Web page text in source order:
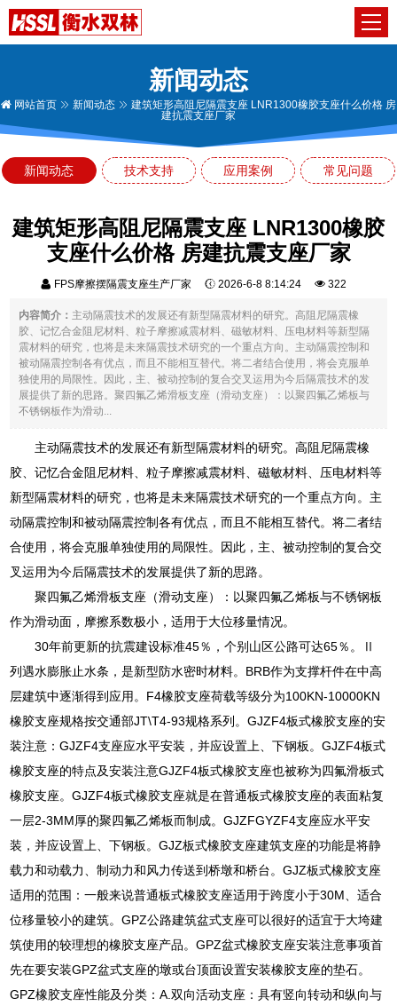
新闻动态
网站首页 新闻动态
建筑矩形高阻尼隔震支座 LNR1300橡胶支座什么价格 房
建抗震支座厂家
新闻动态 技术支持 应用案例 常见问题
建筑矩形高阻尼隔震支座 LNR1300橡胶
支座什么价格 房建抗震支座厂家
FPS摩擦摆隔震支座生产厂家 2026-6-8 8:14:24 322
内容简介： 主动隔震技术的发展还有新型隔震材料的研究。高阻尼隔震橡
胶、记忆合金阻尼材料、粒子摩擦减震材料、磁敏材料、压电材料等新型隔
震材料的研究，也将是未来隔震技术研究的一个重点方向。主动隔震控制和
被动隔震控制各有优点，而且不能相互替代。将二者结合使用，将会克服单
独使用的局限性。因此，主、被动控制的复合交叉运用为今后隔震技术的发
展提供了新的思路。聚四氟乙烯滑板支座（滑动支座）：以聚四氟乙烯板与
不锈钢板作为滑动...
主动隔震技术的发展还有新型隔震材料的研究。高阻尼隔震橡
胶、记忆合金阻尼材料、粒子摩擦减震材料、磁敏材料、压电材料等
新型隔震材料的研究，也将是未来隔震技术研究的一个重点方向。主
动隔震控制和被动隔震控制各有优点，而且不能相互替代。将二者结
合使用，将会克服单独使用的局限性。因此，主、被动控制的复合交
叉运用为今后隔震技术的发展提供了新的思路。
聚四氟乙烯滑板支座（滑动支座）：以聚四氟乙烯板与不锈钢板
作为滑动面，摩擦系数极小，适用于大位移量情况。
30年前更新的抗震建设标准45％，个别山区公路可达65％。Ⅱ
列遇水膨胀止水条，是新型防水密时材料。BRB作为支撑杆件在中高
层建筑中逐渐得到应用。F4橡胶支座荷载等级分为100KN-10000KN
橡胶支座规格按交通部JT\T4-93规格系列。GJZF4板式橡胶支座的安
装注意：GJZF4支座应水平安装，并应设置上、下钢板。GJZF4板式
橡胶支座的特点及安装注意GJZF4板式橡胶支座也被称为四氟滑板式
橡胶支座。GJZF4板式橡胶支座就是在普通板式橡胶支座的表面粘复
一层2-3MM厚的聚四氟乙烯板而制成。GJZFGYZF4支座应水平安
装，并应设置上、下钢板。GJZ板式橡胶支座建筑支座的功能是将静
载力和动载力、制动力和风力传送到桥墩和桥台。GJZ板式橡胶支座
适用的范围：一般来说普通板式橡胶支座适用于跨度小于30M、适合
位移量较小的建筑。GPZ公路建筑盆式支座可以很好的适宜于大垮建
筑使用的较理想的橡胶支座产品。GPZ盆式橡胶支座安装注意事项首
先在要安装GPZ盆式支座的墩或台顶面设置安装橡胶支座的垫石。
GPZ橡胶支座性能及分类：A.双向活动支座：具有竖向转动和纵向与